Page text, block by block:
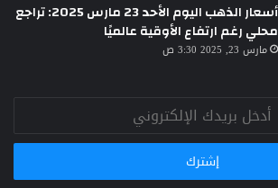
أسعار الذهب اليوم الأحد 23 مارس 2025: تراجع
محلي رغم ارتفاع الأوقية عالميًا
مارس 23, 2025 3:30 ص